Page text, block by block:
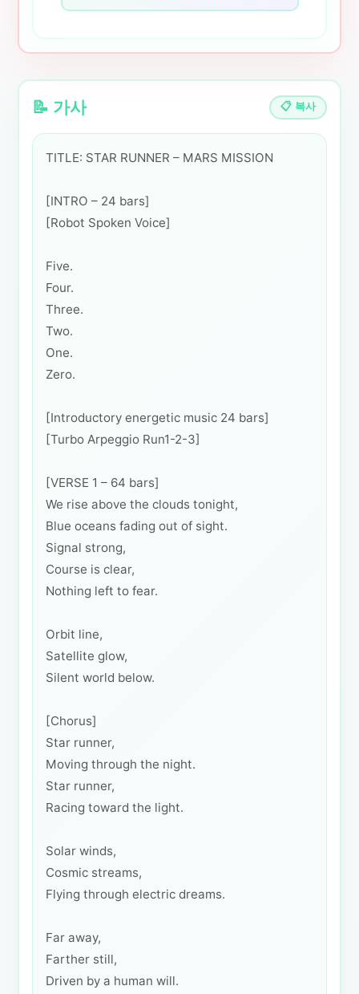
📝 가사 📋 복사
TITLE: STAR RUNNER – MARS MISSION
[INTRO – 24 bars]
[Robot Spoken Voice]
Five.
Four.
Three.
Two.
One.
Zero.
[Introductory energetic music 24 bars]
[Turbo Arpeggio Run1-2-3]
[VERSE 1 – 64 bars]
We rise above the clouds tonight,
Blue oceans fading out of sight.
Signal strong,
Course is clear,
Nothing left to fear.
Orbit line,
Satellite glow,
Silent world below.
[Chorus]
Star runner,
Moving through the night.
Star runner,
Racing toward the light.
Solar winds,
Cosmic streams,
Flying through electric dreams.
Far away,
Farther still,
Driven by a human will.